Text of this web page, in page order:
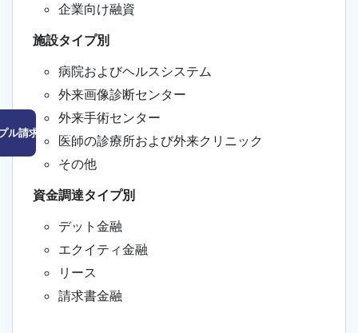
ル請求はこちら
企業向け融資
施設タイプ別
病院およびヘルスシステム
外来画像診断センター
外来手術センター
医師の診療所および外来クリニック
その他
資金調達タイプ別
デット金融
エクイティ金融
リース
請求書金融